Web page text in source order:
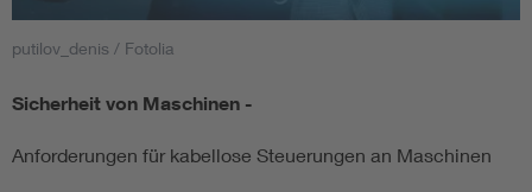
Smart Cities
DKE Fachinformationen im Kontext der Normung
putilov_denis / Fotolia
Sicherheit von Maschinen -
Anforderungen für kabellose Steuerungen an Maschinen